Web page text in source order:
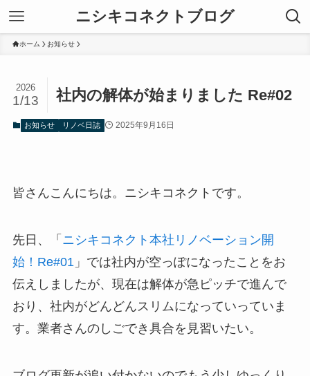
ニシキコネクトブログ
ホーム お知らせ
社内の解体が始まりました Re#02
2026
1/13
お知らせ リノベ日誌 2025年9月16日
皆さんこんにちは。ニシキコネクトです。
先日、「 ニシキコネクト本社リノベーション開
始！Re#01 」では社内が空っぽになったことをお
伝えしましたが、現在は解体が急ピッチで進んで
おり、社内がどんどんスリムになっていっていま
す。業者さんのしごでき具合を見習いたい。